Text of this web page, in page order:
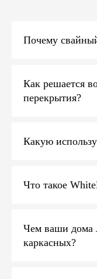
Почему
Как решается
перекрытия?
Какую
Что такое
Чем ваши дома
каркасных?